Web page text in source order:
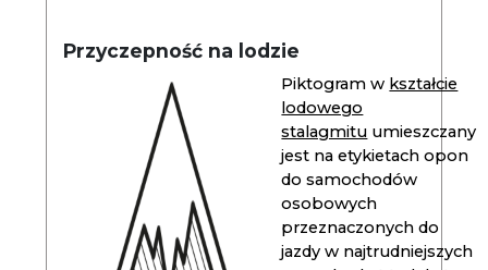
Przyczepność na lodzie
Piktogram w kształcie
lodowego
stalagmitu umieszczany
jest na etykietach opon
do samochodów
osobowych
przeznaczonych do
jazdy w najtrudniejszych